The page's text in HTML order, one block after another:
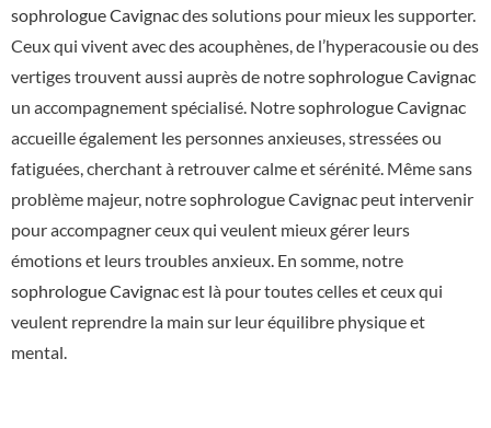
sophrologue Cavignacdes solutions pour mieux les supporter.
Ceux qui vivent avec des acouphènes, de l’hyperacousie ou des
vertiges trouvent aussi auprès de notresophrologue Cavignac
un accompagnement spécialisé. Notresophrologue Cavignac
accueille également les personnes anxieuses, stressées ou
fatiguées, cherchant à retrouver calme et sérénité. Même sans
problème majeur, notresophrologue Cavignac peut intervenir
pour accompagner ceux qui veulent mieux gérer leurs
émotions et leurs troubles anxieux. En somme, notre
sophrologue Cavignacest là pour toutes celles et ceux qui
veulent reprendre la main sur leur équilibre physique et
mental.